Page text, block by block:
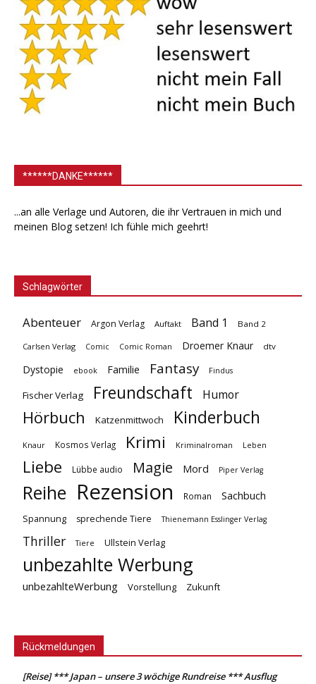
******DANKE******
...an alle Verlage und Autoren, die ihr Vertrauen in mich und
meinen Blog setzen! Ich fühle mich geehrt!
Schlagwörter
Abenteuer Argon Verlag Auftakt Band 1 Band 2
Carlsen Verlag Comic Comic Roman Droemer Knaur dtv
Dystopie ebook Familie Fantasy Findus
Fischer Verlag Freundschaft Humor
Hörbuch Katzenmittwoch Kinderbuch
Knaur Kosmos Verlag Krimi Kriminalroman Leben
Liebe Lübbe audio Magie Mord Piper Verlag
Reihe Rezension Roman Sachbuch
Spannung sprechende Tiere Thienemann Esslinger Verlag
Thriller Tiere Ullstein Verlag
unbezahlte Werbung
unbezahlteWerbung Vorstellung Zukunft
Rückmeldungen
[Reise] *** Japan – unsere 3 wöchige Rundreise *** Ausflug